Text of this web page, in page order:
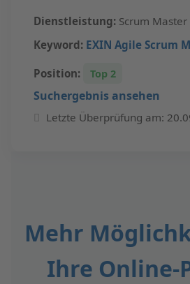
Dienstleistung: Scrum
Keyword: EXIN Agile Scrum
Position: Top 2
Suchergebnis ansehen
Letzte Überprüfung am:
Mehr
Ihre Online-